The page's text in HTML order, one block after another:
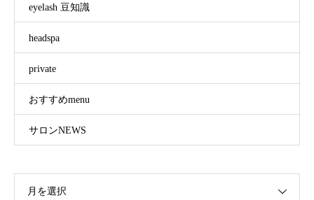
eyelash 豆知識
headspa
private
おすすめmenu
サロンNEWS
月を選択